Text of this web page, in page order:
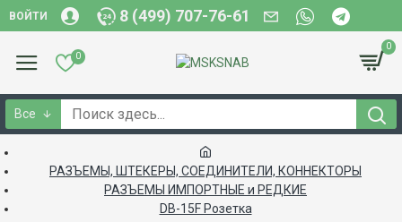
ВОЙТИ 8 (499) 707-76-61
0
0
Все
РАЗЪЕМЫ, ШТЕКЕРЫ, СОЕДИНИТЕЛИ, КОННЕКТОРЫ
РАЗЪЕМЫ ИМПОРТНЫЕ и РЕДКИЕ
DB-15F Розетка